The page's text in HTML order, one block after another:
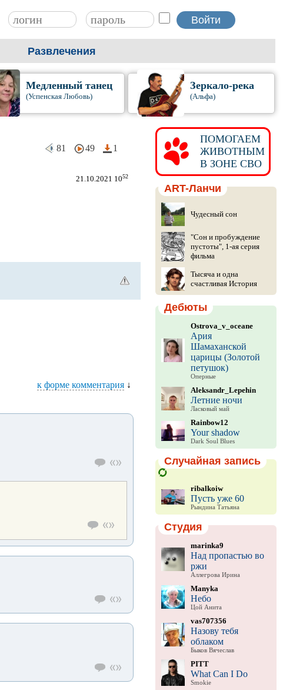
Развлечения
Медленный танец
(Успенская Любовь)
Зеркало-река
(Альфа)
81 49 1
21.10.2021 1052
к форме комментария ↓
ПОМОГАЕМ
ЖИВОТНЫМ
В ЗОНЕ СВО
ART-Ланчи
Чудесный сон
"Сон и пробуждение
пустоты", 1-ая серия
фильма
Тысяча и одна
счастливая История
Дебюты
Ostrova_v_oceane
Ария
Шамаханской
царицы (Золотой
петушок)
Оперные
Aleksandr_Lepehin
Летние ночи
Ласковый май
Rainbow12
Your shadow
Dark Soul Blues
Случайная запись
ribalkoiw
Пусть уже 60
Рындина Татьяна
Студия
marinka9
Над пропастью во
ржи
Аллегрова Ирина
Manyka
Небо
Цой Анита
vas707356
Назову тебя
облаком
Быков Вячеслав
PITT
What Can I Do
Smokie